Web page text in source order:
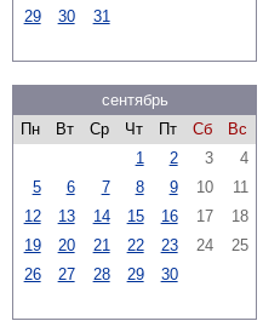
29
30 31
сентябрь
Пн
Вт Ср Чт Пт Сб
Вс
1
2 3
4
5
6 7 8 9 10
11
12
13 14 15 16 17
18
19
20 21 22 23 24
25
26
27 28 29 30